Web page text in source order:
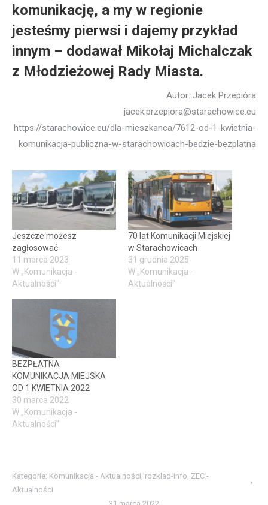
komunikację, a my w regionie
jesteśmy pierwsi i dajemy przykład
innym – dodawał Mikołaj Michalczak
z Młodzieżowej Rady Miasta.
Autor: Jacek Przepióra
jacek.przepiora@starachowice.eu
https://starachowice.eu/dla-mieszkanca/7612-od-1-kwietnia-
komunikacja-publiczna-w-starachowicach-bedzie-bezplatna
Jeszcze możesz
zagłosować
11 marca 2023
W „Komunikacja -
Aktualności"
70 lat Komunikacji Miejskiej
w Starachowicach
31 grudnia 2025
W „Komunikacja -
Aktualności"
BEZPŁATNA
KOMUNIKACJA MIEJSKA
OD 1 KWIETNIA 2022
30 marca 2022
W „Komunikacja -
Aktualności"
Kategorie: Komunikacja - Aktualności, rozklad-info, ZEC -
Aktualności